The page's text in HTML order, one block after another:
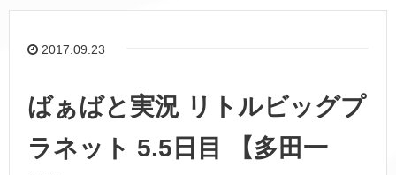
2017.09.23
ばぁばと実況 リトルビッグプ
ラネット 5.5日目 【多田一